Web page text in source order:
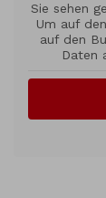
Sie sehen
Um auf
auf den
Daten